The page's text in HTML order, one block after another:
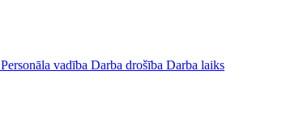
Personāla vadība Darba drošība Darba laiks